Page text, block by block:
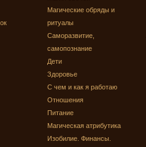
Магические обряды и
ритуалы
Саморазвитие,
самопознание
Дети
Здоровье
С чем и как я работаю
Отношения
Питание
Магическая атрибутика
Изобилие. Финансы.